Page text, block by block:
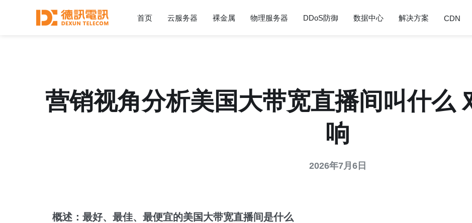
首页 云服务器 裸金属 物理服务器 DDoS防御 数据中心 解决方案 CDN
营销视角分析美国大带宽直播间叫什么
响
2026年7月6日
概述：最好、最佳、最便宜的美国大带宽直播间是什么